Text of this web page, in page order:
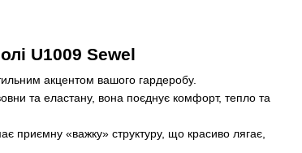
U1009 Sewel
акцентом вашого гардеробу.
та еластану, вона поєднує комфорт, тепло та
приємну «важку» структуру, що красиво лягає,